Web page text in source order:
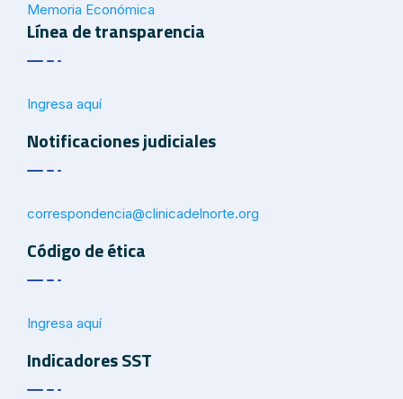
Memoria Económica
Línea de transparencia
Ingresa aquí
Notificaciones judiciales
correspondencia@clinicadelnorte.org
Código de ética
Ingresa aquí
Indicadores SST